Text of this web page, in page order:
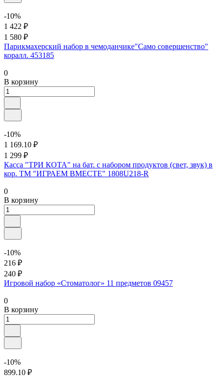
-10%
1 422 ₽
1 580 ₽
Парикмахерский набор в чемоданчике"Само совершенство"
коралл. 453185
0
В корзину
-10%
1 169.10 ₽
1 299 ₽
Касса "ТРИ КОТА" на бат. с набором продуктов (свет, звук) в
кор. ТМ "ИГРАЕМ ВМЕСТЕ" 1808U218-R
0
В корзину
-10%
216 ₽
240 ₽
Игровой набор «Стоматолог» 11 предметов 09457
0
В корзину
-10%
899.10 ₽